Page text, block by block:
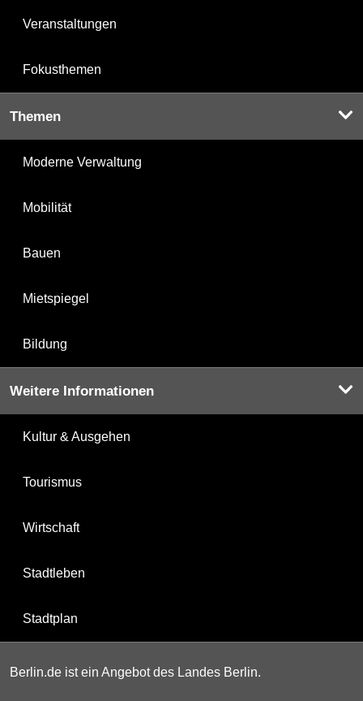
Veranstaltungen
Fokusthemen
Themen
Moderne Verwaltung
Mobilität
Bauen
Mietspiegel
Bildung
Weitere Informationen
Kultur & Ausgehen
Tourismus
Wirtschaft
Stadtleben
Stadtplan
Berlin.de ist ein Angebot des Landes Berlin.